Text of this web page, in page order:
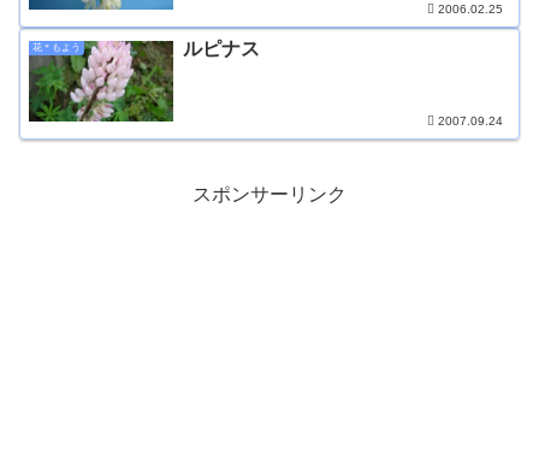
2006.02.25
花＊もよう ルピナス
2007.09.24
スポンサーリンク